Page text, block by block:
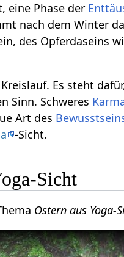
eine Phase der
nach dem Winter
des Opferdaseins
Es steht
Sinn. Schweres
Art des
-Sicht.
Sicht
Ostern aus Yoga-